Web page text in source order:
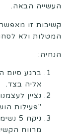
העשייה הבאה.
קשיבות זו
המטלות ולא
הנחיה:
ברגע סיום
אליה בצד.
נציין
"פעילות
מרווח